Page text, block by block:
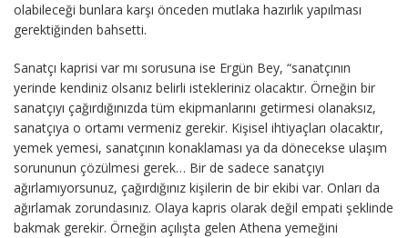
olabileceği bunlara karşı önceden mutlaka hazırlık yapılması
gerektiğinden bahsetti.
Sanatçı kaprisi var mı sorusuna ise Ergün Bey, “sanatçının
yerinde kendiniz olsanız belirli istekleriniz olacaktır. Örneğin bir
sanatçıyı çağırdığınızda tüm ekipmanlarını getirmesi olanaksız,
sanatçıya o ortamı vermeniz gerekir. Kişisel ihtiyaçları olacaktır,
yemek yemesi, sanatçının konaklaması ya da dönecekse ulaşım
sorununun çözülmesi gerek… Bir de sadece sanatçıyı
ağırlamıyorsunuz, çağırdığınız kişilerin de bir ekibi var. Onları da
ağırlamak zorundasınız. Olaya kapris olarak değil empati şeklinde
bakmak gerekir. Örneğin açılışta gelen Athena yemeğini